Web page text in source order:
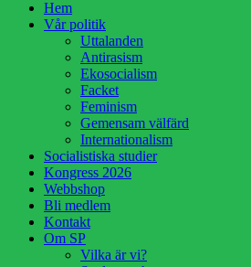
HoppaHem
Vår politik
Uttalanden
Antirasism
Ekosocialism
Facket
Feminism
Gemensam välfärd
Internationalism
Socialistiska studier
Kongress 2026
Webbshop
Bli medlem
Kontakt
Om SP
Vilka är vi?